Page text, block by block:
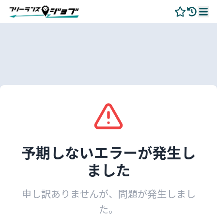
予期しないエラーが発生し
ました
申し訳ありませんが、問題が発生しまし
た。